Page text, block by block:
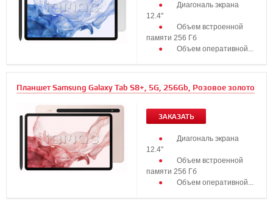
Диагональ экрана
12.4"
Объем встроенной
памяти 256 Гб
Объем оперативной...
Планшет Samsung Galaxy Tab S8+, 5G, 256Gb, Розовое золото
ЗАКАЗАТЬ
Диагональ экрана
12.4"
Объем встроенной
памяти 256 Гб
Объем оперативной...